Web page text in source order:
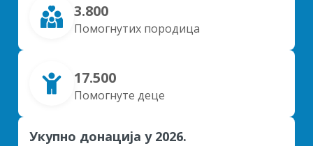
3.800
Помогнутих породица
17.500
Помогнуте деце
Укупно донација у 2026.